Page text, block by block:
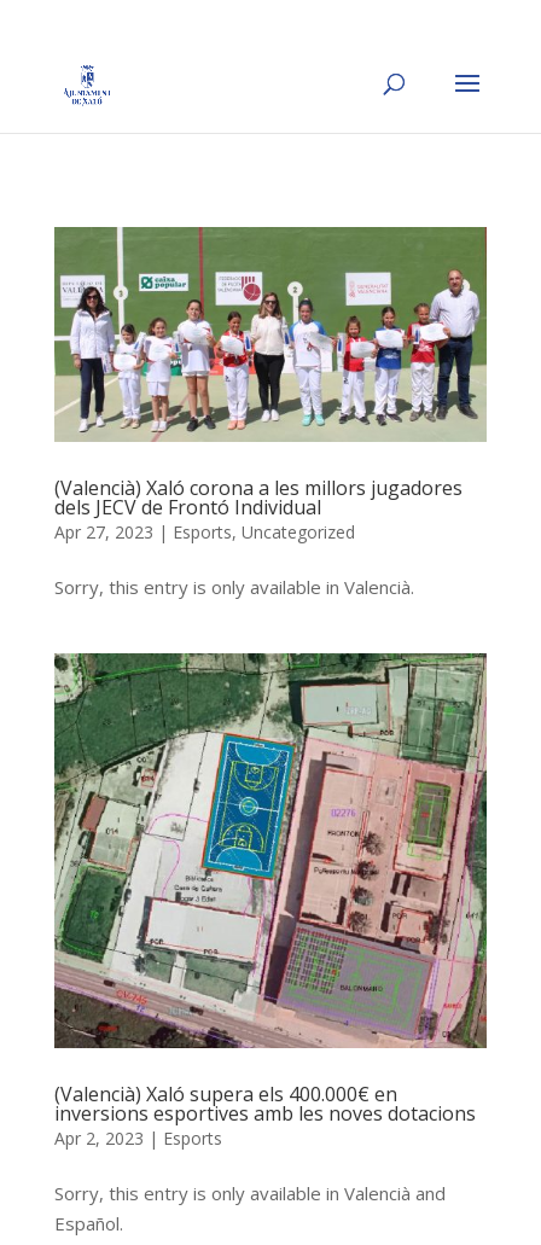
(Valencià) Xaló corona a les millors jugadores
dels JECV de Frontó Individual
Apr 27, 2023 | Esports, Uncategorized
Sorry, this entry is only available in Valencià.
(Valencià) Xaló supera els 400.000€ en
inversions esportives amb les noves dotacions
Apr 2, 2023 | Esports
Sorry, this entry is only available in Valencià and
Español.